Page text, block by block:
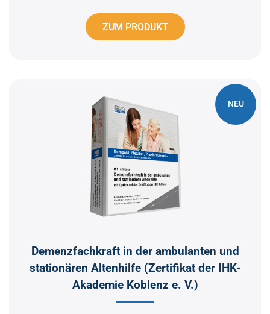
ZUM PRODUKT
NEU
Demenzfachkraft in der ambulanten und
stationären Altenhilfe (Zertifikat der IHK-
Akademie Koblenz e. V.)